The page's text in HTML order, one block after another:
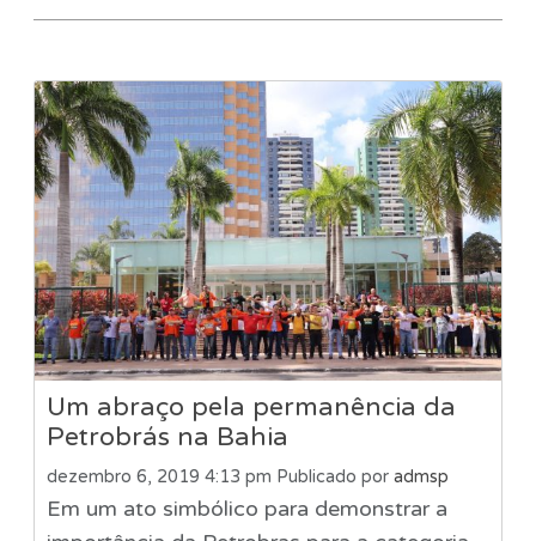
Um abraço pela permanência da
Petrobrás na Bahia
dezembro 6, 2019 4:13 pm Publicado por admsp
Em um ato simbólico para demonstrar a